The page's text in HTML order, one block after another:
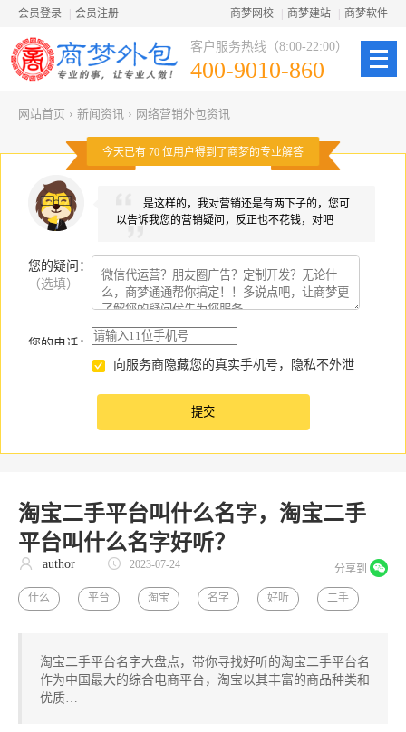
会员登录 会员注册 商梦网校 商梦建站 商梦软件
客户服务热线（8:00-22:00）
400-9010-860
网站首页 › 新闻资讯 › 网络营销外包资讯
今天已有 70 位用户得到了商梦的专业解答
是这样的，我对营销还是有两下子的，您可
以告诉我您的营销疑问，反正也不花钱，对吧
您的疑问
（选填）
：
您的电话：
向服务商隐藏您的真实手机号，隐私不外泄
淘宝二手平台叫什么名字，淘宝二手
平台叫什么名字好听？
分享到
author 2023-07-24
什么 平台 淘宝 名字 好听 二手
淘宝二手平台名字大盘点，带你寻找好听的淘宝二手平台名
作为中国最大的综合电商平台，淘宝以其丰富的商品种类和
优质…